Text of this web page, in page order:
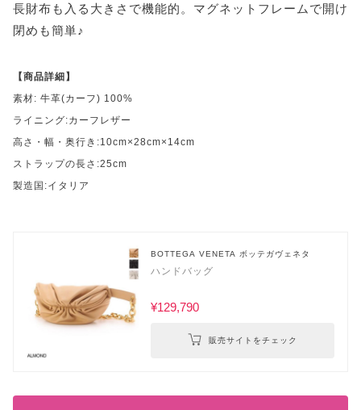
長財布も入る大きさで機能的。マグネットフレームで開け
閉めも簡単♪
【商品詳細】
素材: 牛革(カーフ) 100%
ライニング:カーフレザー
高さ・幅・奥行き:10cm×28cm×14cm
ストラップの長さ:25cm
製造国:イタリア
BOTTEGA VENETA ボッテガヴェネタ
ハンドバッグ
¥129,790
販売サイトをチェック